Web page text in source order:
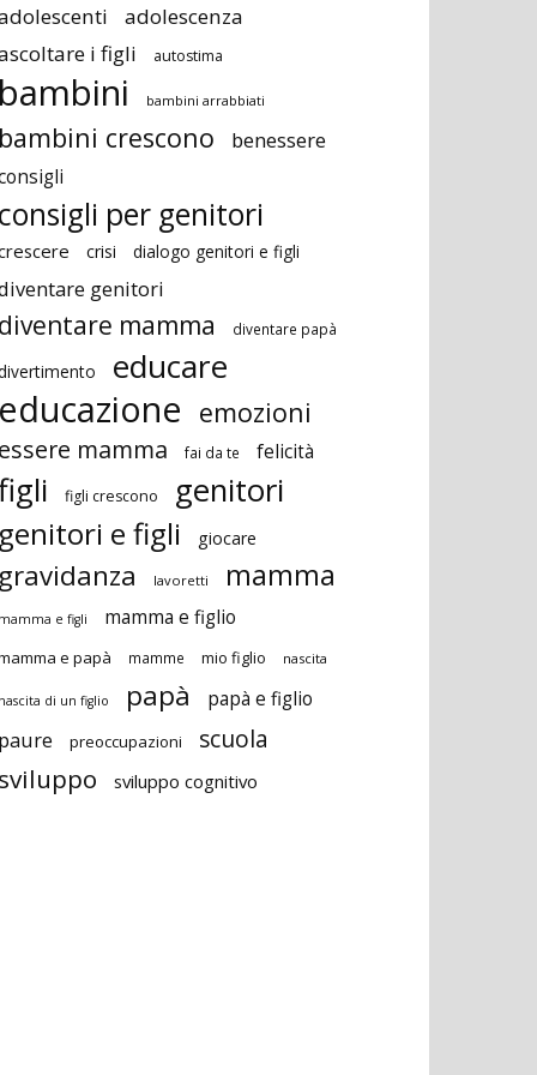
adolescenza
i figli
autostima
bambini arrabbiati
crescono benessere
per genitori
crisi dialogo genitori e figli
genitori
mamma diventare papà
educare
emozioni
mamma fai da te felicità
figli crescono genitori
e figli giocare
lavoretti mamma
e figli mamma e figlio
e papà mamme mio figlio nascita
di un figlio papà papà e figlio
preoccupazioni scuola
sviluppo cognitivo